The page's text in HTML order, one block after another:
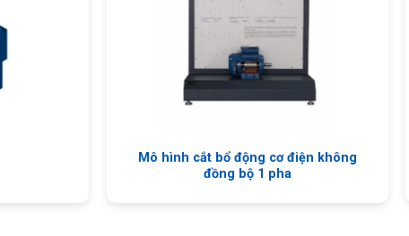
Mô hình cắt bổ động cơ điện không
đồng bộ 1 pha